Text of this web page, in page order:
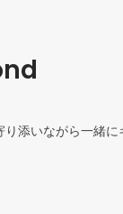
添いながら一緒に